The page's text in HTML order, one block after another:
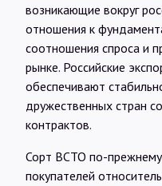
возникающие вокруг
отношения к
соотношения спроса и
рынке. Российские
обеспечивают
дружественных стран
контрактов.
Сорт ВСТО по-прежнему
покупателей